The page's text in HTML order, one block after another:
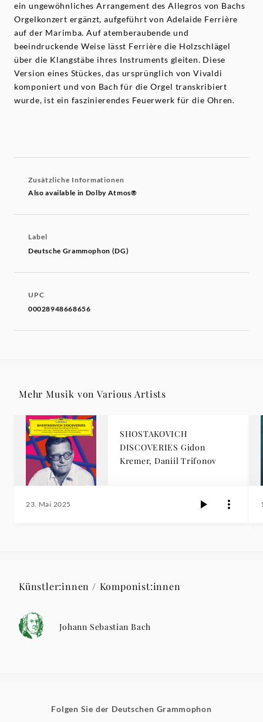
ein ungewöhnliches Arrangement des Allegros von Bachs
Orgelkonzert ergänzt, aufgeführt von Adelaide Ferrière
auf der Marimba. Auf atemberaubende und
beeindruckende Weise lässt Ferrière die Holzschlägel
über die Klangstäbe ihres Instruments gleiten. Diese
Version eines Stückes, das ursprünglich von Vivaldi
komponiert und von Bach für die Orgel transkribiert
wurde, ist ein faszinierendes Feuerwerk für die Ohren.
Zusätzliche Informationen
Also available in Dolby Atmos®
Label
Deutsche Grammophon (DG)
UPC
00028948668656
Mehr Musik von Various Artists
SHOSTAKOVICH
DISCOVERIES Gidon
Kremer, Daniil Trifonov
23. Mai 2025
Künstler:innen / Komponist:innen
Johann Sebastian Bach
Folgen Sie der Deutschen Grammophon